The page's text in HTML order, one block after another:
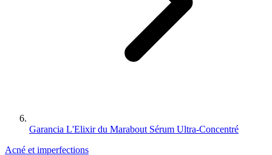
Garancia L'Elixir du Marabout Sérum Ultra-Concentré
Acné et imperfections